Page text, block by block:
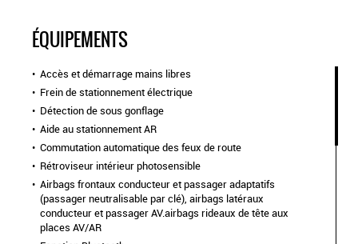
ÉQUIPEMENTS
Accès et démarrage mains libres
Frein de stationnement électrique
Détection de sous gonflage
Aide au stationnement AR
Commutation automatique des feux de route
Rétroviseur intérieur photosensible
Airbags frontaux conducteur et passager adaptatifs
(passager neutralisable par clé), airbags latéraux
conducteur et passager AV.airbags rideaux de tête aux
places AV/AR